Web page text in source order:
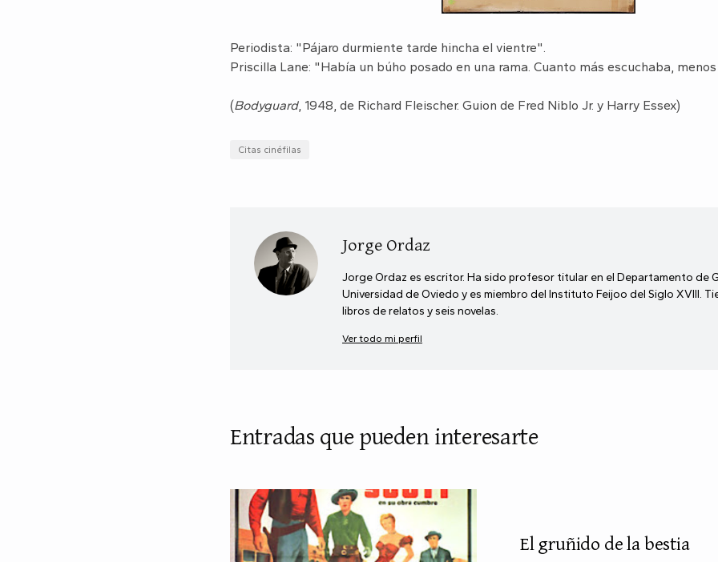
Periodista: "Pájaro durmiente tarde hincha el vientre".
Priscilla Lane: "Había un búho posado en una rama. Cuanto más escuchaba,
(Bodyguard, 1948, de Richard Fleischer. Guion de Fred Niblo Jr. y Harry Essex)
Citas cinéfilas
Jorge Ordaz
Jorge Ordaz es escritor. Ha sido profesor titular en el Departamento de
Universidad de Oviedo y es miembro del Instituto Feijoo del Siglo XVIII.
libros de relatos y seis novelas.
Ver todo mi perfil
Entradas que pueden interesarte
El gruñido de la bestia